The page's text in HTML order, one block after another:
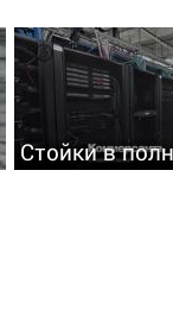
Стойки в